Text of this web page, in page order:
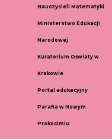
Nauczycieli Matematyki
Ministerstwo Edukacji
Narodowej
Kuratorium Oświaty w
Krakowie
Portal edukacyjny
Parafia w Nowym
Prokocimiu